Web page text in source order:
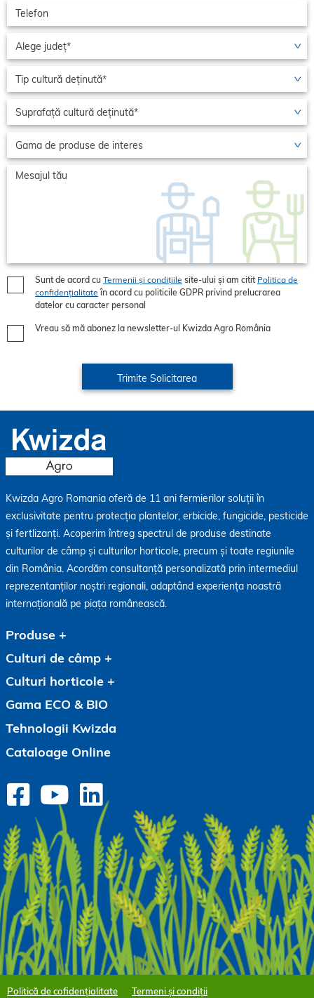
Sunt de acord cu Termenii și condițiile site-ului și am citit Politica de
confidențialitate în acord cu politicile GDPR privind prelucrarea
datelor cu caracter personal
Vreau să mă abonez la newsletter-ul Kwizda Agro România
Kwizda Agro Romania oferă de 11 ani fermierilor soluții în
exclusivitate pentru protecția plantelor, erbicide, fungicide, pesticide
și fertlizanți. Acoperim întreg spectrul de produse destinate
culturilor de câmp și culturilor horticole, precum și toate regiunile
din România. Acordăm consultanță personalizată prin intermediul
reprezentanților noștri regionali, adaptând experiența noastră
internațională pe piața românească.
Produse
Culturi de câmp
Culturi horticole
Gama ECO & BIO
Tehnologii Kwizda
Cataloage Online
Politică de cofidențialitate Termeni și condiții